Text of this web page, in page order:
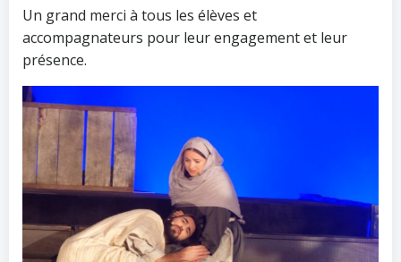
Un grand merci à tous les élèves et
accompagnateurs pour leur engagement et leur
présence.